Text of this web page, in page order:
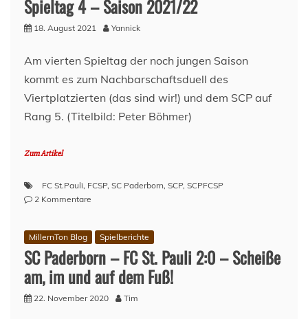
Pauli
3:1
all
odds!
Spieltag 4 – Saison 2021/22
18. August 2021 Yannick
Am vierten Spieltag der noch jungen Saison
kommt es zum Nachbarschaftsduell des
Viertplatzierten (das sind wir!) und dem SCP auf
Rang 5. (Titelbild: Peter Böhmer)
Zum Artikel
FC St.Pauli, FCSP, SC Paderborn, SCP, SCPFCSP
2 Kommentare
Spiel
–
SC
Paderborn
(A)
MillernTon Blog Spielberichte
SC Paderborn – FC St. Pauli 2:0 – Scheiße
am, im und auf dem Fuß!
22. November 2020 Tim